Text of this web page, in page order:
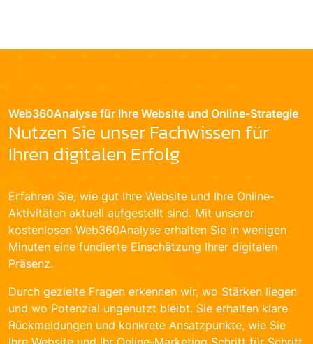
Web360Analyse für Ihre Website und Online-Strategie
Nutzen Sie unser Fachwissen für
Ihren digitalen Erfolg
Erfahren Sie, wie gut Ihre Website und Ihre Online-
Aktivitäten aktuell aufgestellt sind. Mit unserer
kostenlosen Web360Analyse erhalten Sie in wenigen
Minuten eine fundierte Einschätzung Ihrer digitalen
Präsenz.
Durch gezielte Fragen erkennen wir, wo Stärken liegen
und wo Potenzial ungenutzt bleibt. Sie erhalten klare
Rückmeldungen und konkrete Ansatzpunkte, wie Sie